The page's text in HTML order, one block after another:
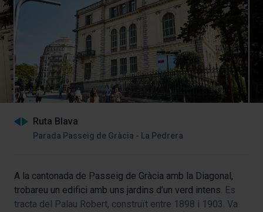
Ruta Blava
Parada Passeig de Gràcia - La Pedrera
A la cantonada de Passeig de Gràcia amb la Diagonal,
trobareu un edifici amb uns jardins d’un verd intens. Es
tracta del Palau Robert, construït entre 1898 i 1903. Va